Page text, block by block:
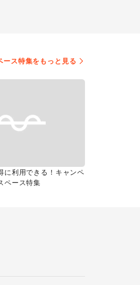
ース特集をもっと見る
に利用できる！キャンペ
ペース特集